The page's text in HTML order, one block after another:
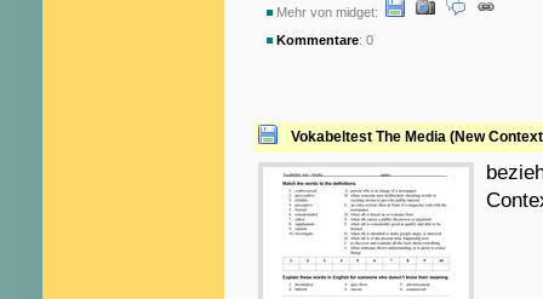
Mehr von midget:
Kommentare: 0
Vokabeltest The Media (New